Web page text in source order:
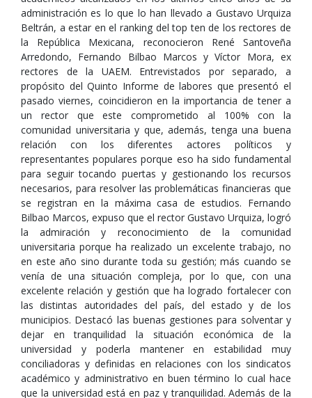
administración es lo que lo han llevado a Gustavo Urquiza
Beltrán, a estar en el ranking del top ten de los rectores de
la República Mexicana, reconocieron René Santoveña
Arredondo, Fernando Bilbao Marcos y Víctor Mora, ex
rectores de la UAEM. Entrevistados por separado, a
propósito del Quinto Informe de labores que presentó el
pasado viernes, coincidieron en la importancia de tener a
un rector que este comprometido al 100% con la
comunidad universitaria y que, además, tenga una buena
relación con los diferentes actores políticos y
representantes populares porque eso ha sido fundamental
para seguir tocando puertas y gestionando los recursos
necesarios, para resolver las problemáticas financieras que
se registran en la máxima casa de estudios. Fernando
Bilbao Marcos, expuso que el rector Gustavo Urquiza, logró
la admiración y reconocimiento de la comunidad
universitaria porque ha realizado un excelente trabajo, no
en este año sino durante toda su gestión; más cuando se
venía de una situación compleja, por lo que, con una
excelente relación y gestión que ha logrado fortalecer con
las distintas autoridades del país, del estado y de los
municipios. Destacó las buenas gestiones para solventar y
dejar en tranquilidad la situación económica de la
universidad y poderla mantener en estabilidad muy
conciliadoras y definidas en relaciones con los sindicatos
académico y administrativo en buen término lo cual hace
que la universidad está en paz y tranquilidad. Además de la